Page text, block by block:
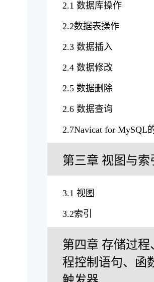
2.1 数据库操作
2.2数据表操作
2.3 数据插入
2.4 数据修改
2.5 数据删除
2.6 数据查询
2.7Navicat for MySQL
第三章 视图与索
3.1 视图
3.2索引
第四章 存储过程
程控制语句、函